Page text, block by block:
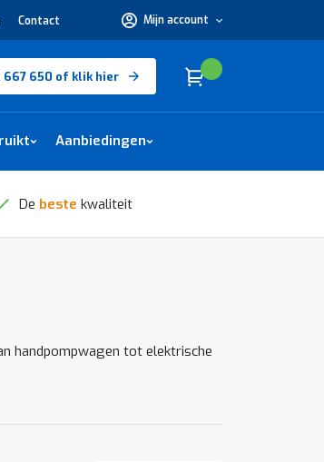
Contact Mijn account
nodig?
667 650 of klik hier Winkelwagen
Cart
Aanbiedingen
De beste kwaliteit
handpompwagen tot elektrische